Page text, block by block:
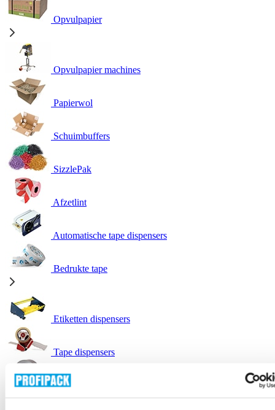
Opvulpapier
Opvulpapier machines
Papierwol
Schuimbuffers
SizzlePak
Afzetlint
Automatische tape dispensers
Bedrukte tape
Etiketten dispensers
Tape dispensers
Technische tape